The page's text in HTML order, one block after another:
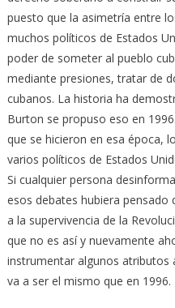
puesto que la asimetría entre
muchos políticos de Estados
poder de someter al pueblo
mediante presiones, tratar de
cubanos. La historia ha
Burton se propuso eso en
que se hicieron en esa época,
varios políticos de Estados
Si cualquier persona
esos debates hubiera pensado
a la supervivencia de la
que no es así y nuevamente
instrumentar algunos atributos
va a ser el mismo que en 1996.